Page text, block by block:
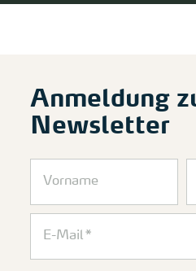
Anmeldung
Newsletter